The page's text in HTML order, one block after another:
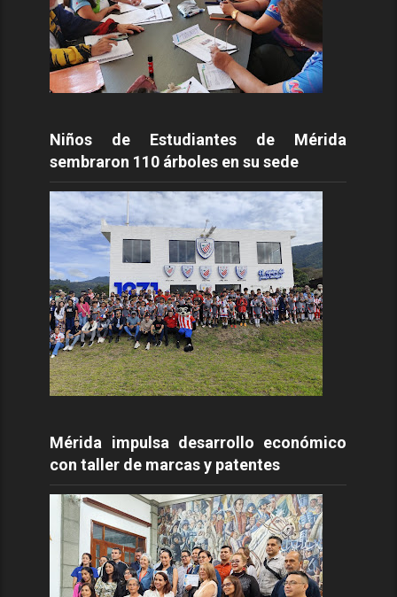
Niños de Estudiantes de Mérida
sembraron 110 árboles en su sede
Mérida impulsa desarrollo económico
con taller de marcas y patentes